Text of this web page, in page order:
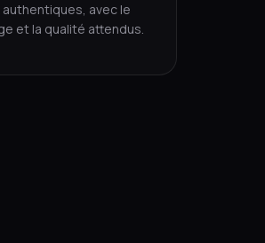
authentiques, avec le
et la qualité attendus.